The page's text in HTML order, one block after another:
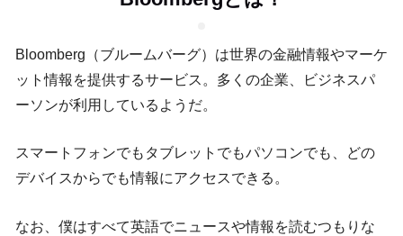
Bloomberg（ブルームバーグ）は世界の金融情報やマーケ
ット情報を提供するサービス。多くの企業、ビジネスパ
ーソンが利用しているようだ。
スマートフォンでもタブレットでもパソコンでも、どの
デバイスからでも情報にアクセスできる。
なお、僕はすべて英語でニュースや情報を読むつもりな